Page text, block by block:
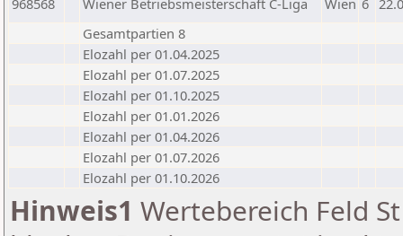
968568 Wiener Betriebsmeisterschaft C-Liga Wien 6
Gesamtpartien 8
Elozahl per 01.04.2025
Elozahl per 01.07.2025
Elozahl per 01.10.2025
Elozahl per 01.01.2026
Elozahl per 01.04.2026
Elozahl per 01.07.2026
Elozahl per 01.10.2026
Hinweis1 Wertebereich Feld